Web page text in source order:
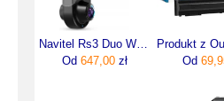
Od 647,00zł
Od